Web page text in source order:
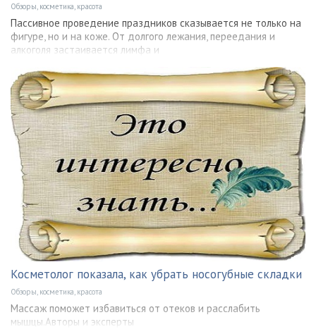
Обзоры, косметика, красота
Пассивное проведение праздников сказывается не только на
фигуре, но и на коже. От долгого лежания, переедания и
алкоголя застаивается лимфа и
Косметолог показала, как убрать носогубные складки
Обзоры, косметика, красота
Массаж поможет избавиться от отеков и расслабить
мышцы.Авторы и эксперты